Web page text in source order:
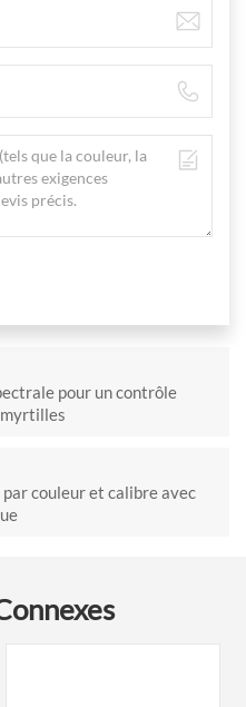
pour un contrôle
couleur et calibre avec